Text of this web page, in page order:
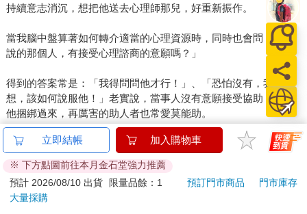
持續意志消沉，想把他送去心理師那兒，好重新振作。
當我腦中盤算著如何轉介適當的心理資源時，同時也會問：「你
說的那個人，有接受心理諮商的意願嗎？」
得到的答案常是：「我得問問他才行！」、「恐怕沒有，我也在
想，該如何說服他！」老實說，當事人沒有意願接受協助，你把
他捆綁過來，再厲害的助人者也常愛莫能助。
過去，我曾在中學服務過，在學生輔導工作中接觸到的個案，常
是被轉介過來的。也就是，孩子自己不覺得有困擾，但身旁師長
卻感到頭痛不已。這種「非自願個案」，輔導起來有相當的難
度，於是，我們會轉而向他身旁的大人進行工作，稱為「系統工
作」。這麼做是有道理的，因為，有困擾的人通常比較有改變意
立即結帳 加入購物車
※ 下方點圖前往本月金石堂強力推薦
預計 2026/08/10 出貨
限量品餘：1 預訂門市商品
門市庫存
大量採購